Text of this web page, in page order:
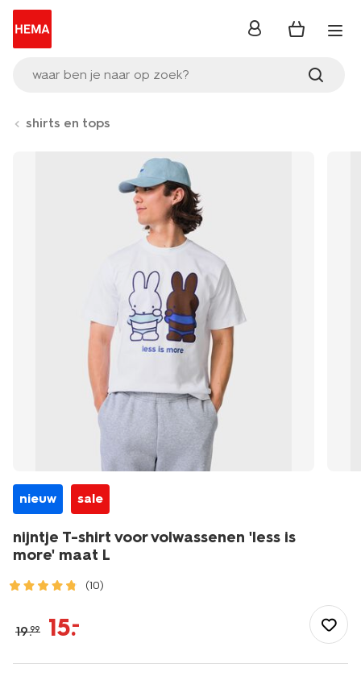
waar ben je naar op zoek?
inloggen
shirts en tops
nieuw sale
nijntje T-shirt voor volwassenen 'less is
more' maat L
(10)
tops/nijntje-
t-
voor-
19.99 15.–